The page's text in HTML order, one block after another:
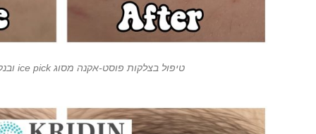
טיפול בצלקות פוסט-אקנה מסוג ice pick ובנקבוביות פעורות